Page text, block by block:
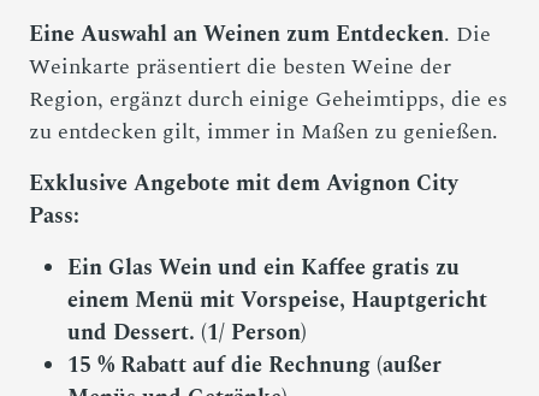
Eine Auswahl an Weinen zum Entdecken. Die
Weinkarte präsentiert die besten Weine der
Region, ergänzt durch einige Geheimtipps, die es
zu entdecken gilt, immer in Maßen zu genießen.
Exklusive Angebote mit dem Avignon City
Pass:
Ein Glas Wein und ein Kaffee gratis zu
einem Menü mit Vorspeise, Hauptgericht
und Dessert. (1/ Person)
15 % Rabatt auf die Rechnung (außer